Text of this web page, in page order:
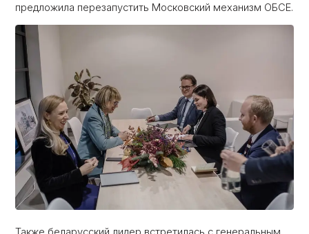
предложила перезапустить Московский механизм ОБСЕ.